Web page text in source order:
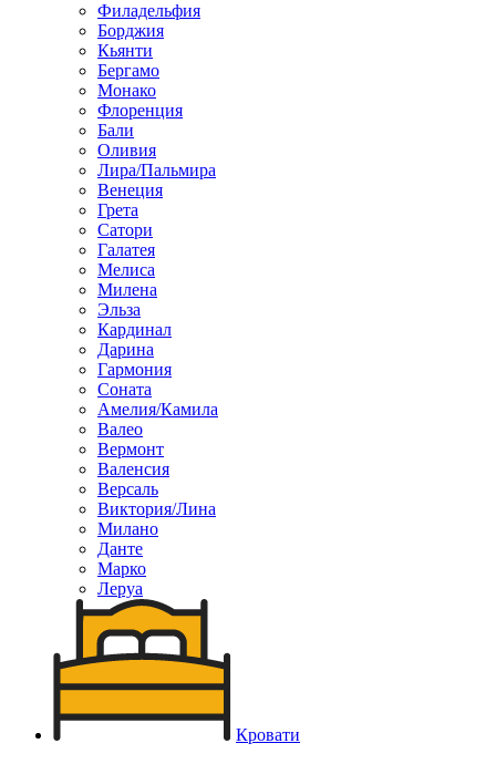
Филадельфия
Борджия
Кьянти
Бергамо
Монако
Флоренция
Бали
Оливия
Лира/Пальмира
Венеция
Грета
Сатори
Галатея
Мелиса
Милена
Эльза
Кардинал
Дарина
Гармония
Соната
Амелия/Камила
Валео
Вермонт
Валенсия
Версаль
Виктория/Лина
Милано
Данте
Марко
Леруа
Кровати